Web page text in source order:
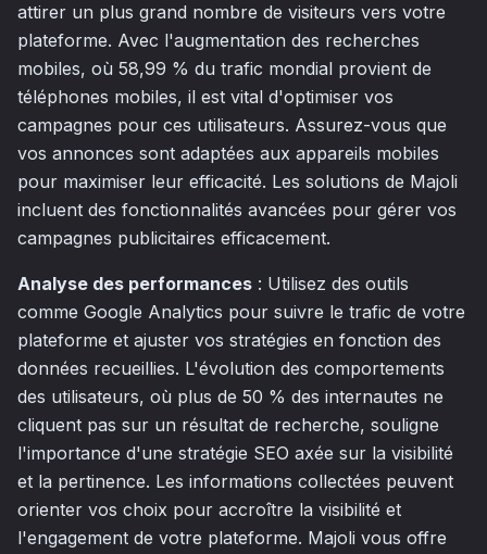
attirer un plus grand nombre de visiteurs vers votre
plateforme. Avec l'augmentation des recherches
mobiles, où 58,99 % du trafic mondial provient de
téléphones mobiles, il est vital d'optimiser vos
campagnes pour ces utilisateurs. Assurez-vous que
vos annonces sont adaptées aux appareils mobiles
pour maximiser leur efficacité. Les solutions de Majoli
incluent des fonctionnalités avancées pour gérer vos
campagnes publicitaires efficacement.
Analyse des performances : Utilisez des outils
comme Google Analytics pour suivre le trafic de votre
plateforme et ajuster vos stratégies en fonction des
données recueillies. L'évolution des comportements
des utilisateurs, où plus de 50 % des internautes ne
cliquent pas sur un résultat de recherche, souligne
l'importance d'une stratégie SEO axée sur la visibilité
et la pertinence. Les informations collectées peuvent
orienter vos choix pour accroître la visibilité et
l'engagement de votre plateforme. Majoli vous offre